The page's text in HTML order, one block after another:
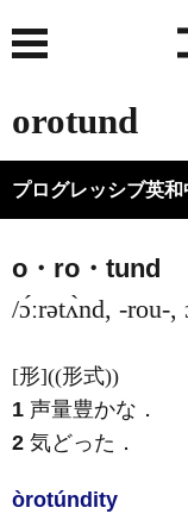
orotund
プログレッシブ英
o・ro・tund
/ɔ́ːrətʌ̀nd, -rou-,
[形]((形式))
1 声量豊かな ．
2 気どった ．
òrotúndity